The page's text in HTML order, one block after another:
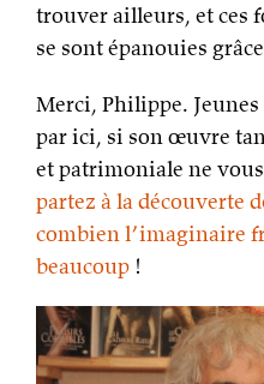
trouver ailleurs, et ces
se sont épanouies
Merci, Philippe.
par ici, si son œuvre
et patrimoniale ne
partez à la découverte
combien l’imaginaire
beaucoup !